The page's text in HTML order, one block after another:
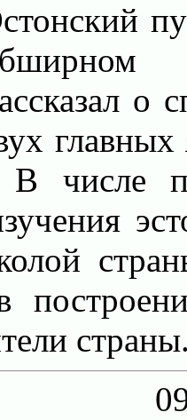
о
В числе